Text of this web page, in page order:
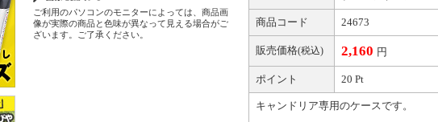
ご利用のパソコンのモニターによっては、商品画
像が実際の商品と色味が異なって見える場合がご
ざいます。ご了承ください。
商品コード 24673
販売価格(税込) 2,160 円
ポイント 20 Pt
キャンドリア専用のケースです。